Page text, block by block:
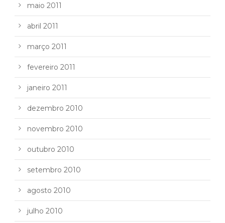
maio 2011
abril 2011
março 2011
fevereiro 2011
janeiro 2011
dezembro 2010
novembro 2010
outubro 2010
setembro 2010
agosto 2010
julho 2010